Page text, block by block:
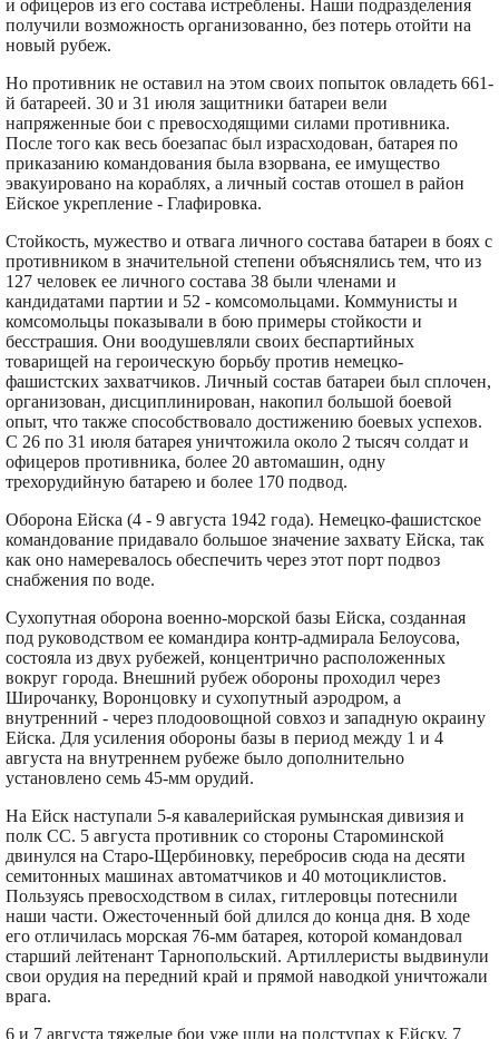
и офицеров из его состава истреблены. Наши подразделения
получили возможность организованно, без потерь отойти на
новый рубеж.
Но противник не оставил на этом своих попыток овладеть 661-
й батареей. 30 и 31 июля защитники батареи вели
напряженные бои с превосходящими силами противника.
После того как весь боезапас был израсходован, батарея по
приказанию командования была взорвана, ее имущество
эвакуировано на кораблях, а личный состав отошел в район
Ейское укрепление - Глафировка.
Стойкость, мужество и отвага личного состава батареи в боях с
противником в значительной степени объяснялись тем, что из
127 человек ее личного состава 38 были членами и
кандидатами партии и 52 - комсомольцами. Коммунисты и
комсомольцы показывали в бою примеры стойкости и
бесстрашия. Они воодушевляли своих беспартийных
товарищей на героическую борьбу против немецко-
фашистских захватчиков. Личный состав батареи был сплочен,
организован, дисциплинирован, накопил большой боевой
опыт, что также способствовало достижению боевых успехов.
С 26 по 31 июля батарея уничтожила около 2 тысяч солдат и
офицеров противника, более 20 автомашин, одну
трехорудийную батарею и более 170 подвод.
Оборона Ейска (4 - 9 августа 1942 года). Немецко-фашистское
командование придавало большое значение захвату Ейска, так
как оно намеревалось обеспечить через этот порт подвоз
снабжения по воде.
Сухопутная оборона военно-морской базы Ейска, созданная
под руководством ее командира контр-адмирала Белоусова,
состояла из двух рубежей, концентрично расположенных
вокруг города. Внешний рубеж обороны проходил через
Широчанку, Воронцовку и сухопутный аэродром, а
внутренний - через плодоовощной совхоз и западную окраину
Ейска. Для усиления обороны базы в период между 1 и 4
августа на внутреннем рубеже было дополнительно
установлено семь 45-мм орудий.
На Ейск наступали 5-я кавалерийская румынская дивизия и
полк СС. 5 августа противник со стороны Староминской
двинулся на Старо-Щербиновку, перебросив сюда на десяти
семитонных машинах автоматчиков и 40 мотоциклистов.
Пользуясь превосходством в силах, гитлеровцы потеснили
наши части. Ожесточенный бой длился до конца дня. В ходе
его отличилась морская 76-мм батарея, которой командовал
старший лейтенант Тарнопольский. Артиллеристы выдвинули
свои орудия на передний край и прямой наводкой уничтожали
врага.
6 и 7 августа тяжелые бои уже шли на подступах к Ейску. 7